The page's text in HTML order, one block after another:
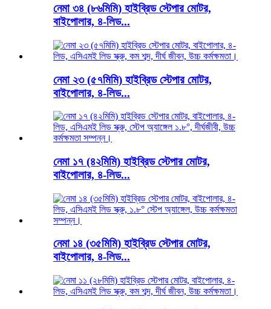
নেমা ৩৪ (৮৬মিমি) হাইব্রিড স্টেপার মোটর,
বাইপোলার, ৪-লিড...
নেমা ২৩ (৫৭মিমি) হাইব্রিড স্টেপার মোটর,
বাইপোলার, ৪-লিড...
নেমা ১৭ (৪২মিমি) হাইব্রিড স্টেপার মোটর,
বাইপোলার, ৪-লিড...
নেমা ১৪ (৩৫মিমি) হাইব্রিড স্টেপার মোটর,
বাইপোলার, ৪-লিড...